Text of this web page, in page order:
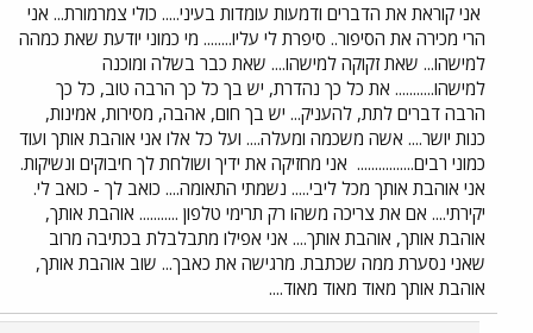
אני קוראת את הדברים ודמעות עומדות בעיני..... כולי צמרמורת... אני
הרי מכירה את הסיפור.. סיפרת לי עליו........ מי כמוני יודעת שאת כמהה
למישהו... שאת זקוקה למישהו.... שאת כבר בשלה ומוכנה
למישהו........... את כל כך נהדרת, יש בך כל כך הרבה טוב, כל כך
הרבה דברים לתת, להעניק... יש בך חום, אהבה, מסירות, אמינות,
כנות יושר.... אשה משכמה ומעלה.... ועל כל אלו אני אוהבת אותך ועוד
כמוני רבים................ אני מחזיקה את ידיך ושולחת לך חיבוקים ונשיקות.
אני אוהבת אותך מכל ליבי..... נשמתי התאומה.... כואב לך - כואב לי.
יקירתי.... אם את צריכה משהו רק תרימי טלפון ........... אוהבת אותך,
אוהבת אותך, אוהבת אותך.... אני אפילו מתבלבלת בכתיבה מרוב
שאני נסערת ממה שכתבת. מרגישה את כאבך... שוב אוהבת אותך,
אוהבת אותך מאוד מאוד מאוד....